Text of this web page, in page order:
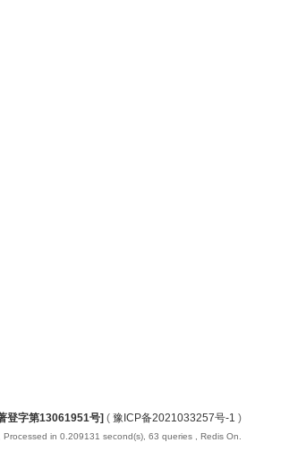
登字第13061951号] ( 豫ICP备2021033257号-1 )
, Processed in 0.209131 second(s), 63 queries , Redis On.